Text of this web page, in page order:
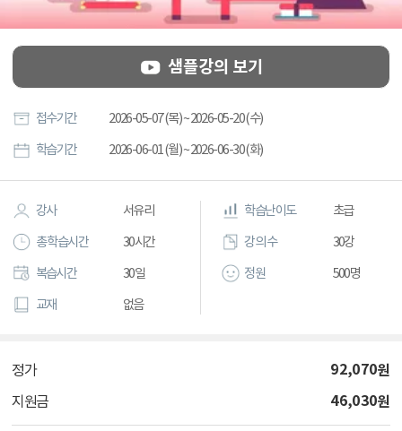
샘플강의 보기
접수기간 2026-05-07 (목) ~ 2026-05-20 (수)
학습기간 2026-06-01 (월) ~ 2026-06-30 (화)
강사 서유리
총 학습시간 30시간
복습시간 30일
교재 없음
학습난이도 초급
강의 수 30강
정원 500명
정가 92,070원
지원금 46,030원